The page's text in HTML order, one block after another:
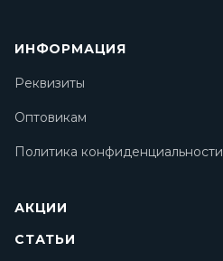
ИНФОРМАЦИЯ
Реквизиты
Оптовикам
Политика конфиденциальности
АКЦИИ
СТАТЬИ